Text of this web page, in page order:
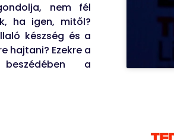
nem fél
ha igen, mitől?
készség és a
hajtani? Ezekre a
a